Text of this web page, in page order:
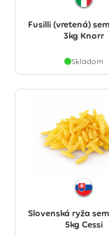
Fusilli (vretená)
3kg Knorr
Skladom
Slovenská ryža
5kg Cessi